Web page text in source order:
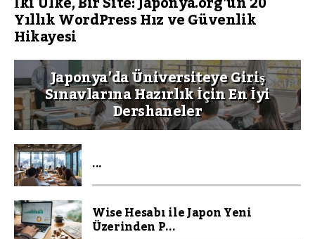
Yıllık WordPress Hız ve Güvenlik
Hikayesi
Japonya’da Üniversiteye Giriş
Sınavlarına Hazırlık İçin En İyi
Dershaneler
...
Wise Hesabı ile Japon Yeni
Üzerinden P...